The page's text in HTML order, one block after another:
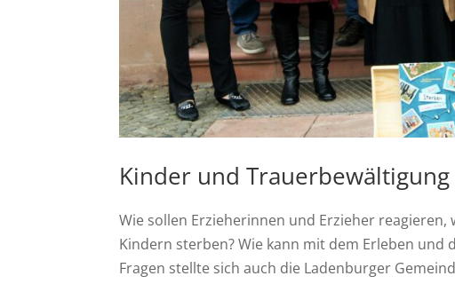
Kinder und Trauerbewältigung
Wie sollen Erzieherinnen und Erzieher
Kindern sterben? Wie kann mit dem Erleben und
Fragen stellte sich auch die Ladenburger